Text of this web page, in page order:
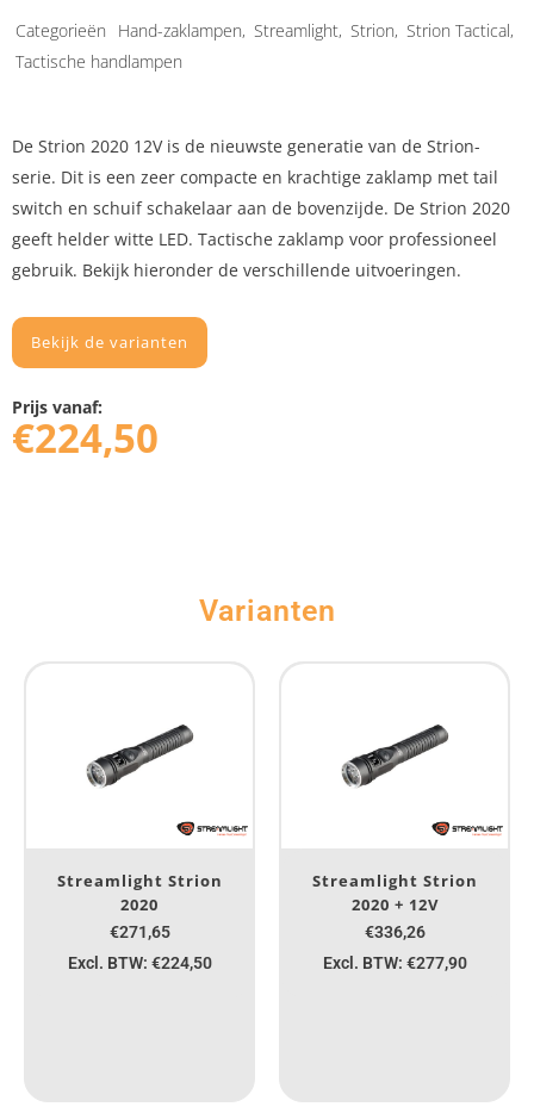
Categorieën Hand-zaklampen, Streamlight, Strion, Strion Tactical,
Tactische handlampen
De Strion 2020 12V is de nieuwste generatie van de Strion-
serie. Dit is een zeer compacte en krachtige zaklamp met tail
switch en schuif schakelaar aan de bovenzijde. De Strion 2020
geeft helder witte LED. Tactische zaklamp voor professioneel
gebruik. Bekijk hieronder de verschillende uitvoeringen.
Bekijk de varianten
Prijs vanaf:
€224,50
Varianten
Streamlight Strion
2020
€271,65
Excl. BTW: €224,50
Streamlight Strion
2020 + 12V
€336,26
Excl. BTW: €277,90